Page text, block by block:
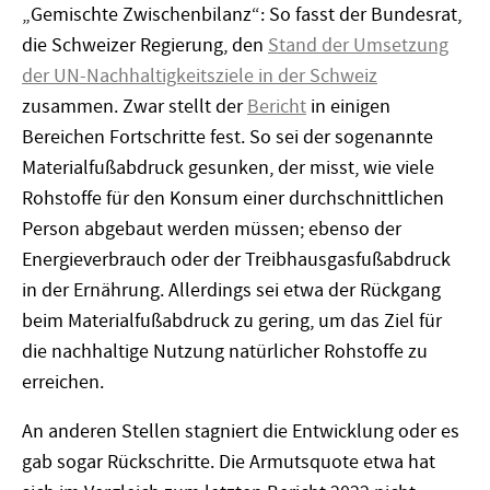
„Gemischte Zwischenbilanz“: So fasst der Bundesrat,
die Schweizer Regierung, den Stand der Umsetzung
der UN-Nachhaltigkeitsziele in der Schweiz
zusammen. Zwar stellt derBericht in einigen
Bereichen Fortschritte fest. So sei der sogenannte
Materialfußabdruck gesunken, der misst, wie viele
Rohstoffe für den Konsum einer durchschnittlichen
Person abgebaut werden müssen; ebenso der
Energieverbrauch oder der Treibhausgasfußabdruck
in der Ernährung. Allerdings sei etwa der Rückgang
beim Materialfußabdruck zu gering, um das Ziel für
die nachhaltige Nutzung natürlicher Rohstoffe zu
erreichen.
An anderen Stellen stagniert die Entwicklung oder es
gab sogar Rückschritte. Die Armutsquote etwa hat